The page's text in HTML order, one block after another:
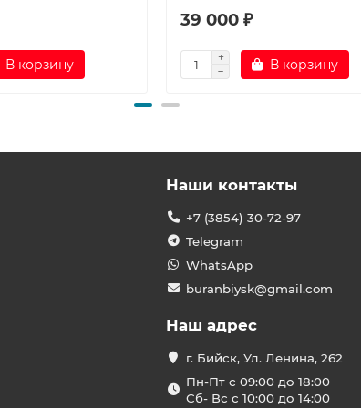
В корзину
39 000 ₽
В корзину
Наши контакты
+7 (3854) 30-72-97
Telegram
WhatsApp
buranbiysk@gmail.com
Наш адрес
г. Бийск, Ул. Ленина, 262
Пн-Пт с 09:00 до 18:00
Сб- Вс с 10:00 до 14:00